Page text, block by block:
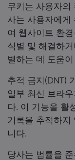
쿠키는 사용자의
사는 사용자에게
여 웹사이트 환
식별 및 해결하
별하는 데 도움
추적 금지(DNT)
일부 최신 브라
다. 이 기능을 활
기록을 추적하지
니다.
당사는 법률을